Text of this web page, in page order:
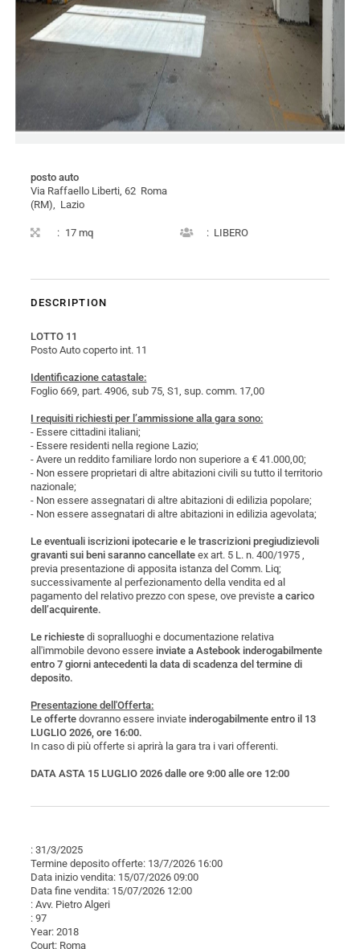
posto auto
Via Raffaello Liberti, 62 Roma
(RM), Lazio
: 17 mq : LIBERO
DESCRIPTION
LOTTO 11
Posto Auto coperto int. 11
Identificazione catastale:
Foglio 669, part. 4906, sub 75, S1, sup. comm. 17,00
I requisiti richiesti per l’ammissione alla gara sono:
- Essere cittadini italiani;
- Essere residenti nella regione Lazio;
- Avere un reddito familiare lordo non superiore a € 41.000,00;
- Non essere proprietari di altre abitazioni civili su tutto il territorio
nazionale;
- Non essere assegnatari di altre abitazioni di edilizia popolare;
- Non essere assegnatari di altre abitazioni in edilizia agevolata;
Le eventuali iscrizioni ipotecarie e le trascrizioni pregiudizievoli
gravanti sui beni saranno cancellate ex art. 5 L. n. 400/1975 ,
previa presentazione di apposita istanza del Comm. Liq;
successivamente al perfezionamento della vendita ed al
pagamento del relativo prezzo con spese, ove previstea carico
dell’acquirente.
Le richiestedi sopralluoghi e documentazione relativa
all'immobile devono essere inviate a Astebook inderogabilmente
entro 7 giorni antecedenti la data di scadenza del termine di
deposito.
Presentazione dell'Offerta:
Le offertedovranno essere inviate inderogabilmente entro il 13
LUGLIO 2026, ore 16:00.
In caso di più offerte si aprirà la gara tra i vari offerenti.
DATA ASTA 15 LUGLIO 2026 dalle ore 9:00 alle ore 12:00
: 31/3/2025
Termine deposito offerte: 13/7/2026 16:00
Data inizio vendita: 15/07/2026 09:00
Data fine vendita: 15/07/2026 12:00
: Avv. Pietro Algeri
: 97
Year: 2018
Court: Roma